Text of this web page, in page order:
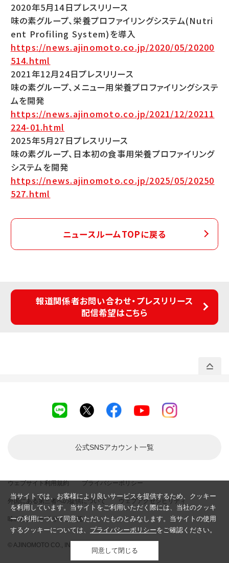
2020年5月14日プレスリリース
味の素グループ、栄養プロファイリングシステム(Nutri
ent Profiling System)を導入
https://news.ajinomoto.co.jp/2020/05/20200
514.html
2021年12月24日プレスリリース
味の素グループ、メニュー用栄養プロファイリングシステ
ムを開発
https://news.ajinomoto.co.jp/2021/12/20211
224-01.html
2025年5月27日プレスリリース
味の素グループ、日本初の食事用栄養プロファイリング
システムを開発
https://news.ajinomoto.co.jp/2025/05/20250
527.html
ニュースルームTOPに戻る
報道関係者お問い合わせ・プレスリリース
配信希望はこちら
ウェブサイト利用規約 プライバシーポリシー
外国にある第三者への提供について ウェブアクセシビリティ
味の素グループ サイト一覧
© AJINOMOTO CO., INC. All rights reserved.
公式SNSアカウント一覧
当サイトでは、お客様により良いサービスを提供するため、クッキー
を利用しています。当サイトをご利用いただく際には、当社のクッキ
ーの利用について同意いただいたものとみなします。当サイトの使用
するクッキーについては、 プライバシーポリシーをご確認ください。
同意して閉じる